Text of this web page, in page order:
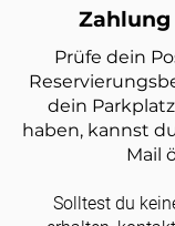
Prüfe dein
dein
haben, kannst
Mail
Solltest du